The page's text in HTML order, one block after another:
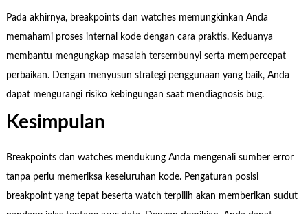
Pada akhirnya, breakpoints dan watches memungkinkan Anda
memahami proses internal kode dengan cara praktis. Keduanya
membantu mengungkap masalah tersembunyi serta mempercepat
perbaikan. Dengan menyusun strategi penggunaan yang baik, Anda
dapat mengurangi risiko kebingungan saat mendiagnosis bug.
Kesimpulan
Breakpoints dan watches mendukung Anda mengenali sumber error
tanpa perlu memeriksa keseluruhan kode. Pengaturan posisi
breakpoint yang tepat beserta watch terpilih akan memberikan sudut